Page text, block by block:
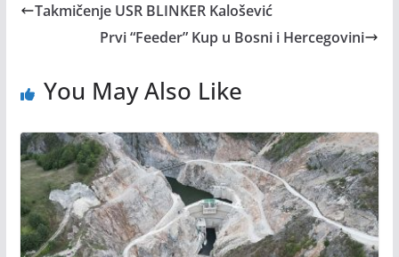
Takmičenje USR BLINKER Kalošević
Prvi “Feeder” Kup u Bosni i Hercegovini
You May Also Like